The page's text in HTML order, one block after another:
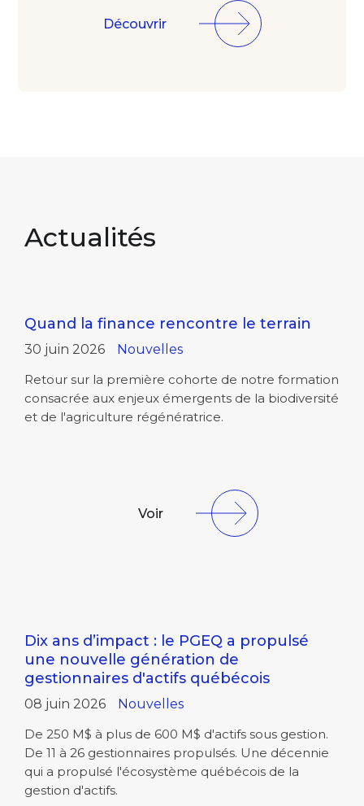
Découvrir
Actualités
Quand la finance rencontre le terrain
Nouvelles
30 juin 2026
Retour sur la première cohorte de notre formation
consacrée aux enjeux émergents de la biodiversité
et de l'agriculture régénératrice.
Voir
Dix ans d’impact : le PGEQ a propulsé
une nouvelle génération de
gestionnaires d'actifs québécois
Nouvelles
08 juin 2026
De 250 M$ à plus de 600 M$ d'actifs sous gestion.
De 11 à 26 gestionnaires propulsés. Une décennie
qui a propulsé l'écosystème québécois de la
gestion d'actifs.